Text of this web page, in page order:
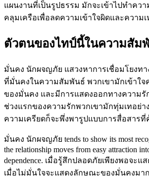
แผนงานที่เป็นรูปธรรม มักจะเข้าไปทำคว
คลุมเครือเพื่อลดความเข้าใจผิดและความ
ตัวตนของไทป์นี้ในความสัม
มั่นคง นักผจญภัย แสวงหาการเชื่อมโยงท
ที่มั่นคงในความสัมพันธ์ พวกเขามักเข้าใจ
ของมั่นคง และมีการแสดงออกทางความ
ช่วงแรกของความรักพวกเขามักทุ่มเทอย่า
ความเครียดก็จะพึ่งพารูปแบบการสื่อสารที่
มั่นคง นักผจญภัย tends to show its most
the relationship moves from easy attraction
dependence. เมื่อรู้สึกปลอดภัยเพียงพอจะ
เมื่อไม่มั่นใจจะแสดงลักษณะของมั่นคงมาก